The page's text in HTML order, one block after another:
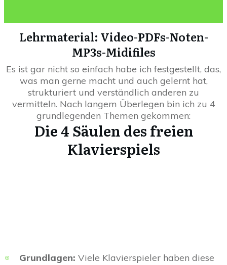
Lehrmaterial: Video-PDFs-Noten-
MP3s-Midifiles
Es ist gar nicht so einfach habe ich festgestellt, das,
was man gerne macht und auch gelernt hat,
strukturiert und verständlich anderen zu
vermitteln. Nach langem Überlegen bin ich zu 4
grundlegenden Themen gekommen:
Die 4 Säulen des freien
Klavierspiels
Grundlagen: Viele Klavierspieler haben diese